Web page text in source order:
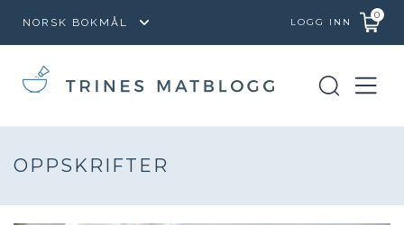
LOGG INN
0
OPPSKRIFTER